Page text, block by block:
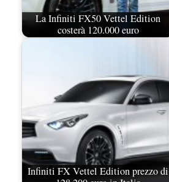
La Infiniti FX50 Vettel Edition
costerà 120.000 euro
Infiniti FX Vettel Edition prezzo di